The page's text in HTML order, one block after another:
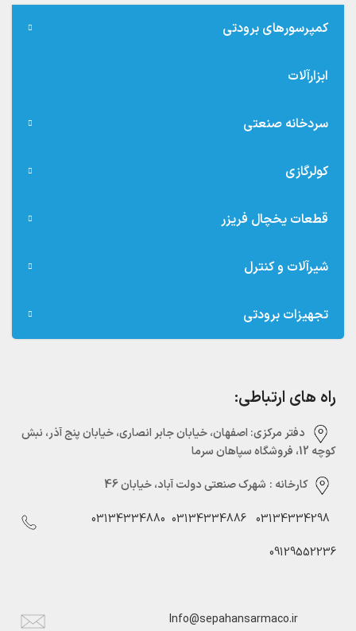
کمپرسورهای برودتی
ابزارآلات
سردخانه صنعتی
کولرگازی
قطعات یخچال فریزر
شیرآلات و کنترل
تجهیزات برودتی
راه های ارتباطی:
دفتر مرکزی:‌ اصفهان، خیابان جابر انصاری، خیابان پنج آذر، نبش
کوچه 12، فروشگاه سپاهان سرما
کارخانه : شهرک صنعتی دولت آباد، خیابان 46
03134334298
03134334886
03134334880
09129552236
Info@sepahansarmaco.ir